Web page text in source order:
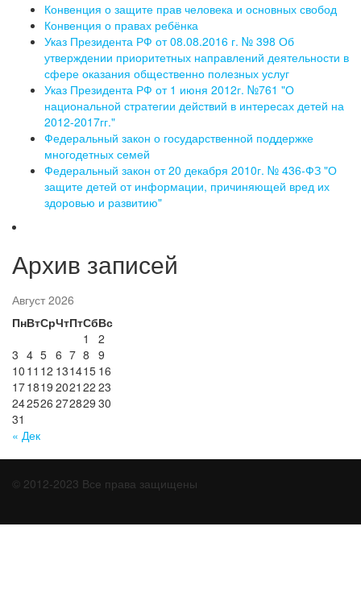
Конвенция о защите прав человека и основных свобод
Конвенция о правах ребёнка
Указ Президента РФ от 08.08.2016 г. № 398 Об
утверждении приоритетных направлений деятельности в
сфере оказания общественно полезных услуг
Указ Президента РФ от 1 июня 2012г. №761 "О
национальной стратегии действий в интересах детей на
2012-2017гг."
Федеральный закон о государственной поддержке
многодетных семей
Федеральный закон от 20 декабря 2010г. № 436-ФЗ "О
защите детей от информации, причиняющей вред их
здоровью и развитию"
Архив записей
Август 2026
ПнВтСрЧтПтСбВс
« Дек
1
2
3 4 5 6 7 8 9
10 11 12 131415 16
171819 2021 22 23
242526 272829 30
31
© 2012-2023 Все права защищены